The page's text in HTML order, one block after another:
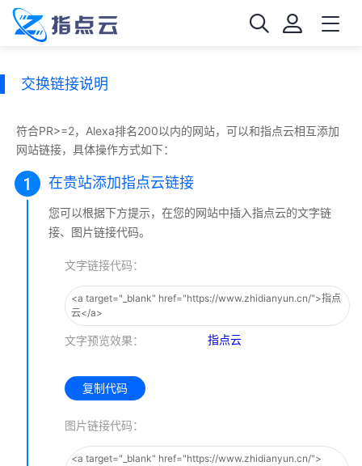
交换链接说明
符合PR>=2，Alexa排名200以内的网站，可以和指点云相互添加
网站链接，具体操作方式如下：
在贵站添加指点云链接
您可以根据下方提示，在您的网站中插入指点云的文字链
接、图片链接代码。
文字链接代码：
<a target="_blank" href="https://www.zhidianyun.cn/">指点
云</a>
文字预览效果： 指点云
复制代码
图片链接代码：
<a target="_blank" href="https://www.zhidianyun.cn/">